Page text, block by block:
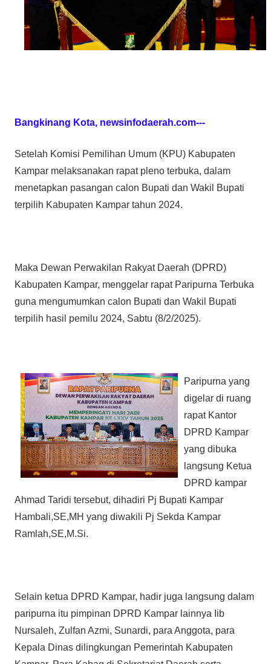
Bangkinang Kota, newsinfodaerah.com---
Setelah Komisi Pemilihan Umum (KPU) Kabupaten
Kampar melaksanakan rapat pleno terbuka, dalam
menetapkan pasangan calon Bupati dan Wakil Bupati
terpilih Kabupaten Kampar tahun 2024.
Maka Dewan Perwakilan Rakyat Daerah (DPRD)
Kabupaten Kampar, menggelar rapat Paripurna Terbuka
guna mengumumkan calon Bupati dan Wakil Bupati
terpilih hasil pemilu 2024, Sabtu (8/2/2025).
Paripurna yang
digelar di ruang
rapat Kantor
DPRD Kampar
yang dibuka
langsung Ketua
DPRD kampar
Ahmad Taridi tersebut, dihadiri Pj Bupati Kampar
Hambali,SE,MH yang diwakili Pj Sekda Kampar
Ramlah,SE,M.Si.
Selain ketua DPRD Kampar, hadir juga langsung dalam
paripurna itu pimpinan DPRD Kampar lainnya Iib
Nursaleh, Zulfan Azmi, Sunardi, para Anggota, para
Kepala Dinas dilingkungan Pemerintah Kabupaten